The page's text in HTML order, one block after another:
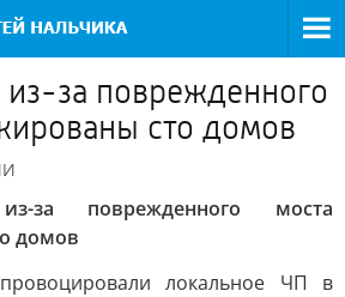
из-за поврежденного
сто домов
за поврежденного моста
домов
локальное ЧП в